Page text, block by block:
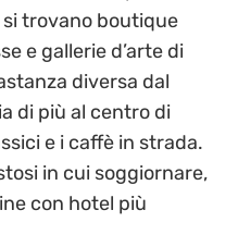
trovano boutique
e gallerie d’arte di
diversa dal
di più al centro di
e i caffè in strada.
in cui soggiornare,
con hotel più